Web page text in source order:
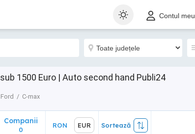
Contul meu
1500 Euro | Auto second hand Publi24
Ford C-max
Sortează
Companii
0
RON EUR Sortează